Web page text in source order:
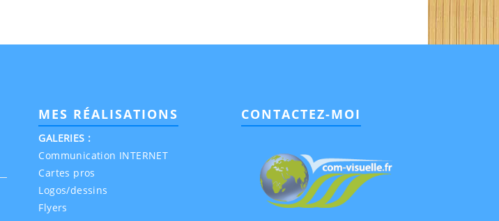
MES RÉALISATIONS
GALERIES :
Communication INTERNET
Cartes pros
Logos/dessins
Flyers
CONTACTEZ-MOI